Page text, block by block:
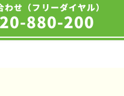
わせ（フリーダイヤル）
880-200